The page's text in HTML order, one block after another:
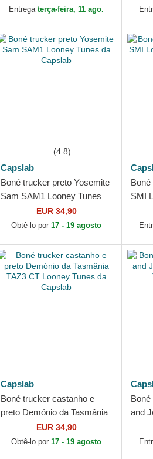
Capslab
Entregaterça-feira, 11 ago.
(4.8)
Capslab
Boné trucker preto Yosemite
Sam SAM1 Looney Tunes
da CapslabEUR 34,90
Obtê-lo por17 - 19 agosto
SMI
Capslab
Boné trucker castanho e
preto Demónio da Tasmânia
TAZ3 CT Looney Tunes da
Capslab
EUR 34,90
Obtê-lo por17 - 19 agosto
and